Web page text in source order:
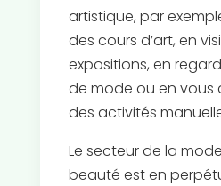
artistique, par
des cours d’art, en
expositions, en
de mode ou en vous
des activités
Le secteur de la
beauté est en